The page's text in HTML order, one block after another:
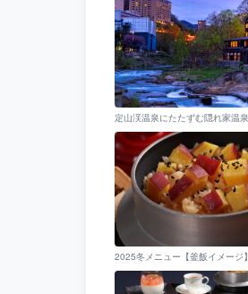
2025冬メニュー【釜飯イメージ】